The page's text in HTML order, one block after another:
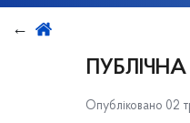
Опубліковано 02